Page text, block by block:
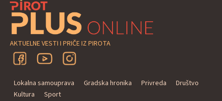
AKTUELNE VESTI I PRIČE IZ PIROTA
Lokalna samouprava Gradska hronika Privreda
Društvo
Kultura
Sport